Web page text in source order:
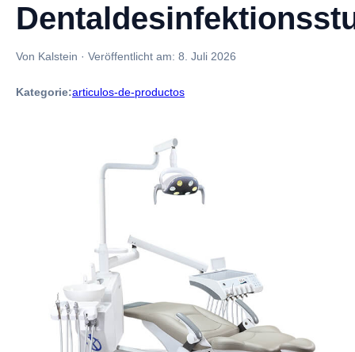
Von Kalstein · Veröffentlicht am: 8. Juli 2026
Kategorie:articulos-de-productos